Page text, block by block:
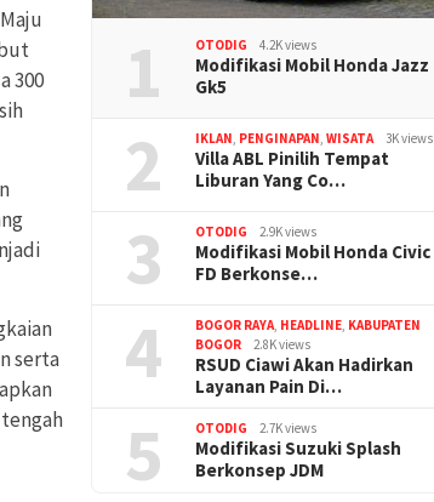
300
serta
1 OTODIG 4.2K views
Modifikasi Mobil Honda Jazz
Gk5
2 IKLAN, PENGINAPAN,WISATA 3K views
Villa ABL Pinilih Tempat
Liburan Yang Co…
3 OTODIG 2.9K views
Modifikasi Mobil Honda Civic
FD Berkonse…
4 BOGOR RAYA, HEADLINE, KABUPATEN
BOGOR
2.8K views
RSUD Ciawi Akan Hadirkan
Layanan Pain Di…
5 OTODIG 2.7K views
Modifikasi Suzuki Splash
Berkonsep JDM